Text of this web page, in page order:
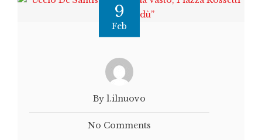
9
Feb
By l.ilnuovo
No Comments